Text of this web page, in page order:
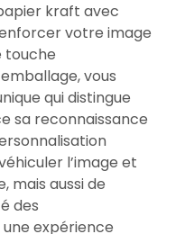
kraft avec
votre image
touche
vous
qui distingue
sa reconnaissance
l’image et
mais aussi de
des
expérience